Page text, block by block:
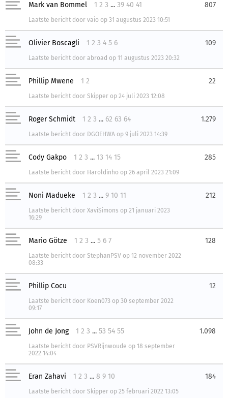
Mark van Bommel 1 2 3 ... 39 40 41
Laatste bericht door vaio op 31 augustus 2023 10:51
807
Olivier Boscagli 1 2 3 4 5 6
Laatste bericht door abroad op 11 augustus 2023 20:32
109
Phillip Mwene 1 2
Laatste bericht door Skipper op 24 juli 2023 12:08
22
Roger Schmidt 1 2 3 ... 62 63 64
Laatste bericht door DGOEHWA op 9 juli 2023 14:39
1.279
Cody Gakpo 1 2 3 ... 13 14 15
Laatste bericht door Haroldinho op 26 april 2023 21:09
285
Noni Madueke 1 2 3 ... 9 10 11
Laatste bericht door XaviSimons op 21 januari 2023
16:29
212
Mario Götze 1 2 3 ... 5 6 7
Laatste bericht door StephanPSV op 12 november 2022
08:33
128
Phillip Cocu
Laatste bericht door Koen073 op 30 september 2022
09:17
12
John de Jong 1 2 3 ... 53 54 55
Laatste bericht door PSVRijnwoude op 18 september
2022 14:04
1.098
Eran Zahavi 1 2 3 ... 8 9 10
Laatste bericht door Skipper op 25 februari 2022 13:05
184